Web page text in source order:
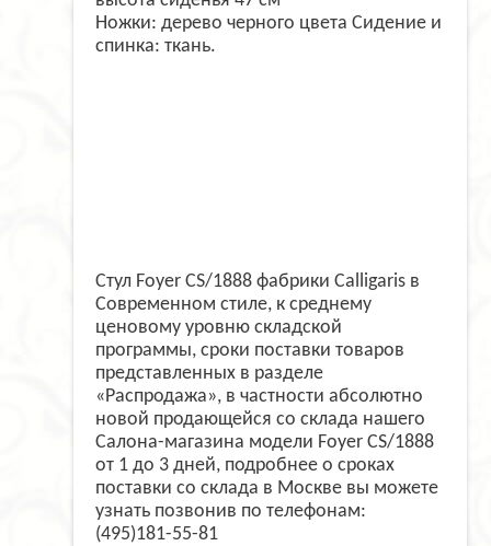
Ножки: дерево черного цвета Сидение и
спинка: ткань.
Стул Foyer CS/1888 фабрики Calligaris в
Современном стиле, к среднему
ценовому уровню складской
программы, сроки поставки товаров
представленных в разделе
«Распродажа», в частности абсолютно
новой продающейся со склада нашего
Салона-магазина модели Foyer CS/1888
от 1 до 3 дней, подробнее о сроках
поставки со склада в Москве вы можете
узнать позвонив по телефонам:
(495)181-55-81